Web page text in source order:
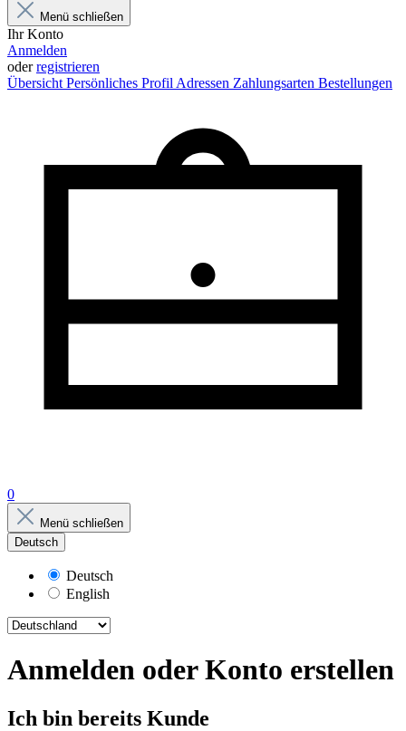
Menü schließen
Ihr Konto
Anmelden
oderregistrieren
Übersicht Persönliches Profil Adressen Zahlungsarten Bestellungen
0
Menü schließen
Deutsch
Deutsch
English
Anmelden oder Konto erstellen
Ich bin bereits Kunde